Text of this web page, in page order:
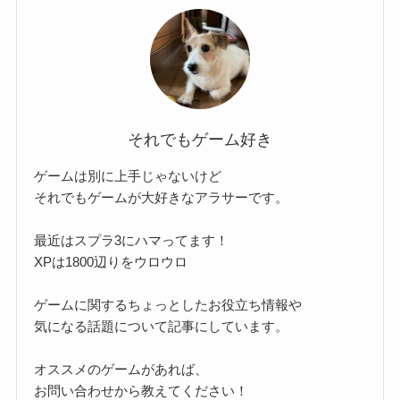
それでもゲーム好き
ゲームは別に上手じゃないけど
それでもゲームが大好きなアラサーです。
最近はスプラ3にハマってます！
XPは1800辺りをウロウロ
ゲームに関するちょっとしたお役立ち情報や
気になる話題について記事にしています。
オススメのゲームがあれば、
お問い合わせから教えてください！